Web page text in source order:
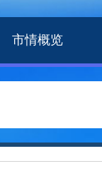
市情概览